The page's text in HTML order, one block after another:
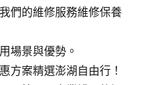
們的維修服務維修保養
場景與優勢。
方案精選澎湖自由行！